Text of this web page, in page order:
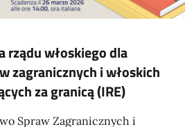
rządu włoskiego dla
zagranicznych i włoskich
za granicą (IRE)
Spraw Zagranicznych i